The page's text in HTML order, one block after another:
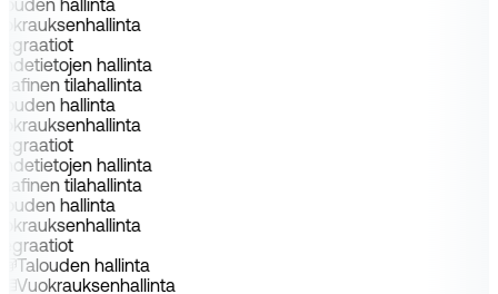
hallinta
hallinta
tilahallinta
hallinta
hallinta
tilahallinta
hallinta
Talouden hallinta
Vuokrauksenhallinta